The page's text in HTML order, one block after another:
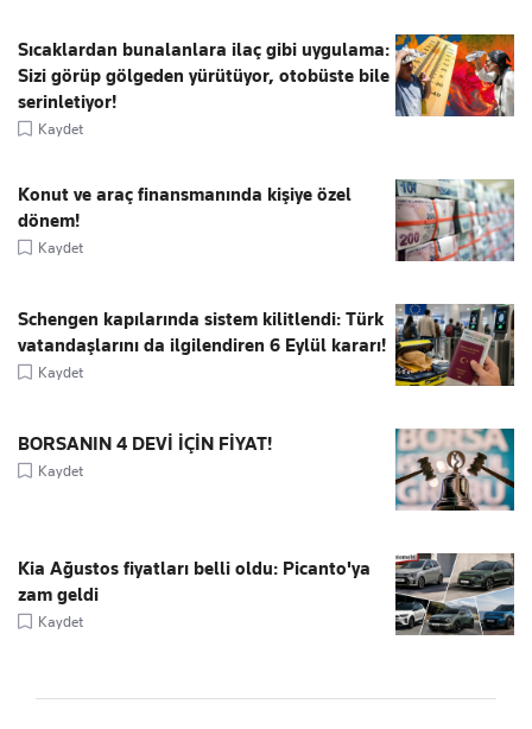
Sıcaklardan bunalanlara ilaç gibi uygulama:
Sizi görüp gölgeden yürütüyor, otobüste bile
serinletiyor!
Kaydet
Konut ve araç finansmanında kişiye özel
dönem!
Kaydet
Schengen kapılarında sistem kilitlendi: Türk
vatandaşlarını da ilgilendiren 6 Eylül kararı!
Kaydet
BORSANIN 4 DEVİ İÇİN FİYAT!
Kaydet
Kia Ağustos fiyatları belli oldu: Picanto'ya
zam geldi
Kaydet